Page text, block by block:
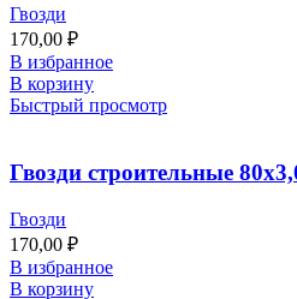
Гвозди
170,00 ₽
В избранное
В корзину
Быстрый просмотр
Гвозди строительные
Гвозди
170,00 ₽
В избранное
В корзину